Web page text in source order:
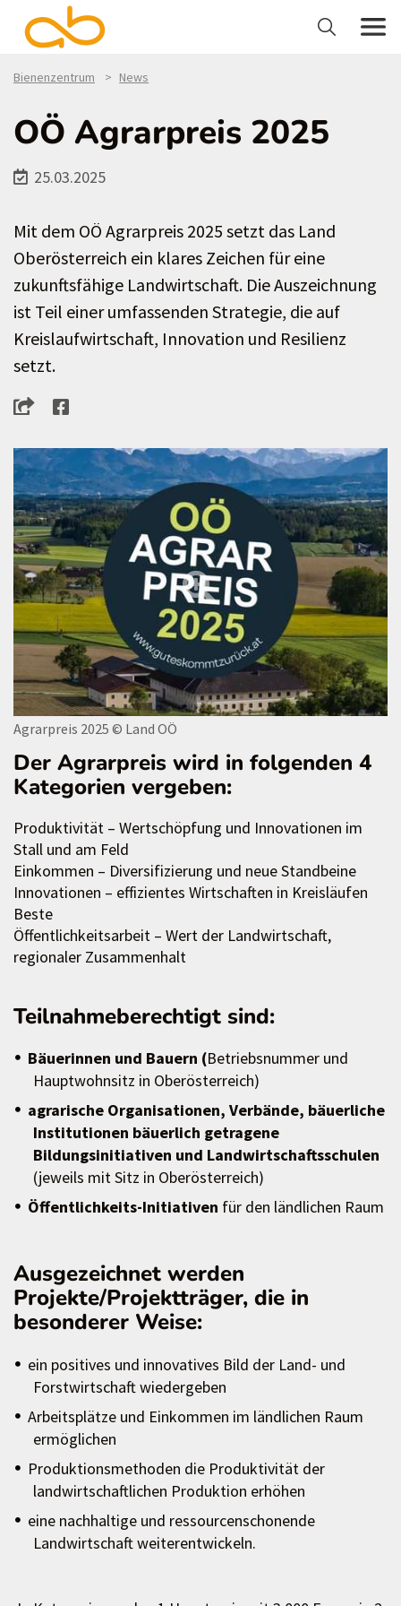
Bienenzentrum News
OÖ Agrarpreis 2025
25.03.2025
Mit dem OÖ Agrarpreis 2025 setzt das Land
Oberösterreich ein klares Zeichen für eine
zukunftsfähige Landwirtschaft. Die Auszeichnung
ist Teil einer umfassenden Strategie, die auf
Kreislaufwirtschaft, Innovation und Resilienz
setzt.
Agrarpreis 2025 © Land OÖ
Der Agrarpreis wird in folgenden 4
Kategorien vergeben:
Produktivität – Wertschöpfung und Innovationen im
Stall und am Feld
Einkommen – Diversifizierung und neue Standbeine
Innovationen – effizientes Wirtschaften in Kreisläufen
Beste
Öffentlichkeitsarbeit – Wert der Landwirtschaft,
regionaler Zusammenhalt
Teilnahmeberechtigt sind:
Bäuerinnen und Bauern (Betriebsnummer und
Hauptwohnsitz in Oberösterreich)
agrarische Organisationen, Verbände, bäuerliche
Institutionen bäuerlich getragene
Bildungsinitiativen und Landwirtschaftsschulen
(jeweils mit Sitz in Oberösterreich)
Öffentlichkeits-Initiativen für den ländlichen Raum
Ausgezeichnet werden
Projekte/Projektträger, die in
besonderer Weise:
ein positives und innovatives Bild der Land- und
Forstwirtschaft wiedergeben
Arbeitsplätze und Einkommen im ländlichen Raum
ermöglichen
Produktionsmethoden die Produktivität der
landwirtschaftlichen Produktion erhöhen
eine nachhaltige und ressourcenschonende
Landwirtschaft weiterentwickeln.